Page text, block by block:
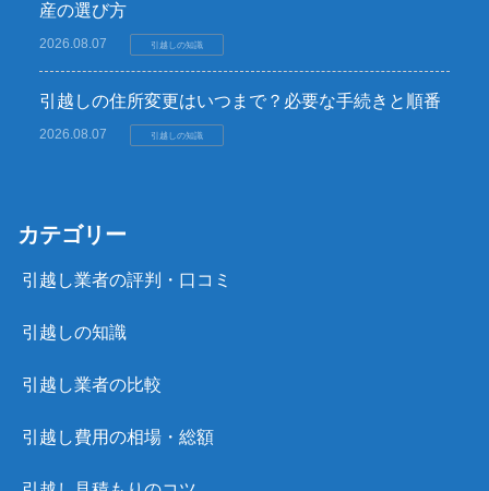
産の選び方
2026.08.07 引越しの知識
引越しの住所変更はいつまで？必要な手続きと順番
2026.08.07 引越しの知識
カテゴリー
引越し業者の評判・口コミ
引越しの知識
引越し業者の比較
引越し費用の相場・総額